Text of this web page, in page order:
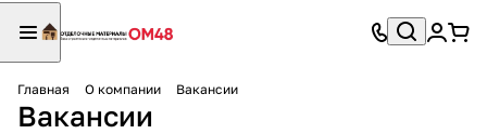
Главная О компании Вакансии
Вакансии